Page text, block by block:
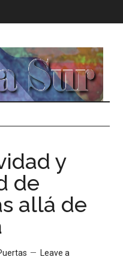
y
de
allá de
Leave a